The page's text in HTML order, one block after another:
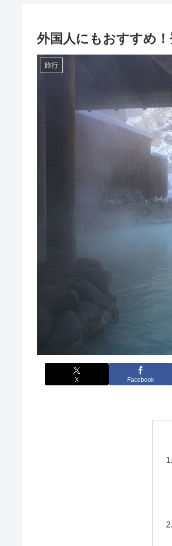
外国人にもおすすめ
旅行
X Facebook